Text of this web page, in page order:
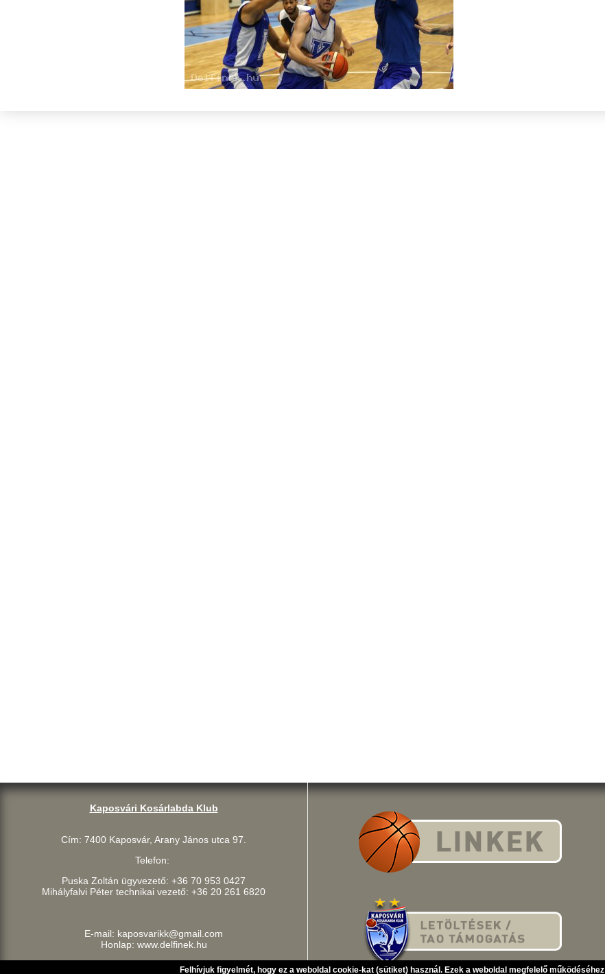
Felhívjuk figyelmét, hogy ez a weboldal cookie-kat (sütiket) használ. Ezek a weboldal megfelelő működéséhez
Kaposvári Kosárlabda Klub
Cím: 7400 Kaposvár, Arany János utca 97.
Telefon:
Puska Zoltán ügyvezető: +36 70 953 0427
Mihályfalvi Péter technikai vezető: +36 20 261 6820
E-mail: kaposvarikk@gmail.com
Honlap: www.delfinek.hu